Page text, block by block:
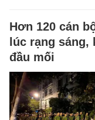
Hơn 120 cán
lúc rạng
đầu mối